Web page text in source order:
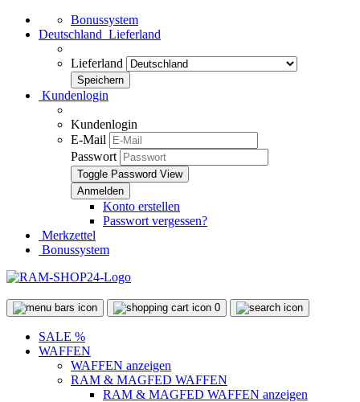
Bonussystem
Deutschland Lieferland
Lieferland
Kundenlogin
Kundenlogin
E-Mail
Passwort
Toggle Password View
Konto erstellen
Passwort vergessen?
Merkzettel
Bonussystem
0
SALE %
WAFFEN
WAFFEN anzeigen
RAM & MAGFED WAFFEN
RAM & MAGFED WAFFEN anzeigen